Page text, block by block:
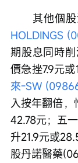
其他個股
HOLDINGS
期股息同時
價急挫7.9元
來-SW
入按年翻倍，
42.78元；五
升21.9元或
股丹諾醫藥